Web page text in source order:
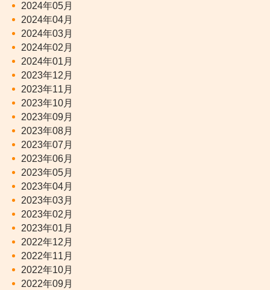
2024年05月
2024年04月
2024年03月
2024年02月
2024年01月
2023年12月
2023年11月
2023年10月
2023年09月
2023年08月
2023年07月
2023年06月
2023年05月
2023年04月
2023年03月
2023年02月
2023年01月
2022年12月
2022年11月
2022年10月
2022年09月